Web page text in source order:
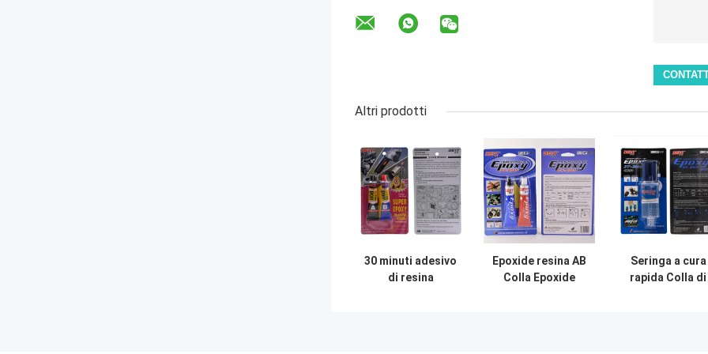
Altri prodotti
30 minuti adesivo
di resina
Epoxide resina AB
Colla Epoxide
Seringa a cura
rapida Colla di